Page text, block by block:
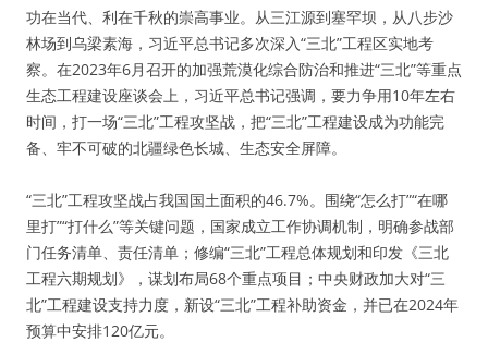
功在当代、利在千秋的崇高事业。从三江源到塞罕坝，从八步沙
林场到乌梁素海，习近平总书记多次深入“三北”工程区实地考
察。在2023年6月召开的加强荒漠化综合防治和推进“三北”等重点
生态工程建设座谈会上，习近平总书记强调，要力争用10年左右
时间，打一场“三北”工程攻坚战，把“三北”工程建设成为功能完
备、牢不可破的北疆绿色长城、生态安全屏障。
“三北”工程攻坚战占我国国土面积的46.7%。围绕“怎么打”“在哪
里打”“打什么”等关键问题，国家成立工作协调机制，明确参战部
门任务清单、责任清单；修编“三北”工程总体规划和印发《三北
工程六期规划》，谋划布局68个重点项目；中央财政加大对“三
北”工程建设支持力度，新设“三北”工程补助资金，并已在2024年
预算中安排120亿元。